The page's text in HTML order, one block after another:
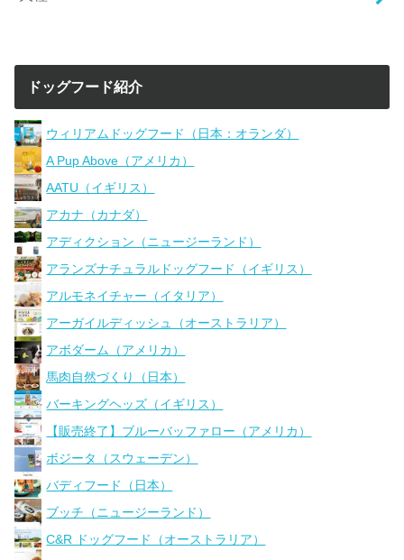
ドッグフード紹介
ウィリアムドッグフード（日本：オランダ）
A Pup Above（アメリカ）
AATU（イギリス）
アカナ（カナダ）
アディクション（ニュージーランド）
アランズナチュラルドッグフード（イギリス）
アルモネイチャー（イタリア）
アーガイルディッシュ（オーストラリア）
アボダーム（アメリカ）
馬肉自然づくり（日本）
バーキングヘッズ（イギリス）
【販売終了】ブルーバッファロー（アメリカ）
ボジータ（スウェーデン）
バディフード（日本）
ブッチ（ニュージーランド）
C&R ドッグフード（オーストラリア）